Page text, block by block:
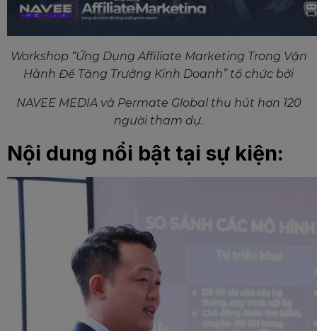
Workshop “Ứng Dụng Affiliate Marketing Trong Vận
Hành Để Tăng Trưởng Kinh Doanh” tổ chức bởi
NAVEE MEDIA và Permate Global thu hút hơn 120
người tham dự.
Nội dung nổi bật tại sự kiện: